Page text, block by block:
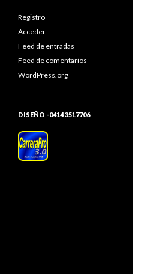
Registro
Acceder
Feed de entradas
Feed de comentarios
WordPress.org
DISEÑO -0414 3517706